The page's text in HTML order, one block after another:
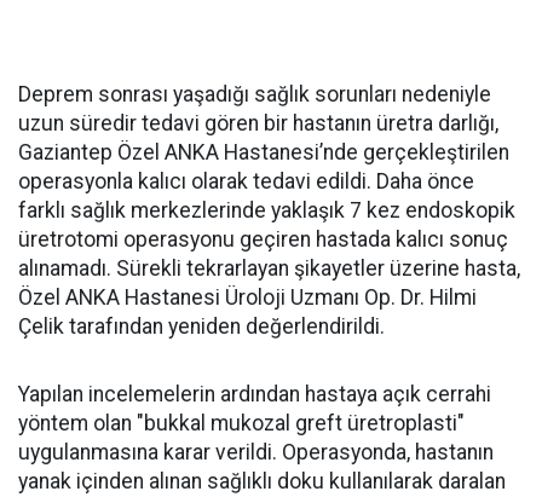
Deprem sonrası yaşadığı sağlık sorunları nedeniyle
uzun süredir tedavi gören bir hastanın üretra darlığı,
Gaziantep Özel ANKA Hastanesi’nde gerçekleştirilen
operasyonla kalıcı olarak tedavi edildi. Daha önce
farklı sağlık merkezlerinde yaklaşık 7 kez endoskopik
üretrotomi operasyonu geçiren hastada kalıcı sonuç
alınamadı. Sürekli tekrarlayan şikayetler üzerine hasta,
Özel ANKA Hastanesi Üroloji Uzmanı Op. Dr. Hilmi
Çelik tarafından yeniden değerlendirildi.
Yapılan incelemelerin ardından hastaya açık cerrahi
yöntem olan "bukkal mukozal greft üretroplasti"
uygulanmasına karar verildi. Operasyonda, hastanın
yanak içinden alınan sağlıklı doku kullanılarak daralan